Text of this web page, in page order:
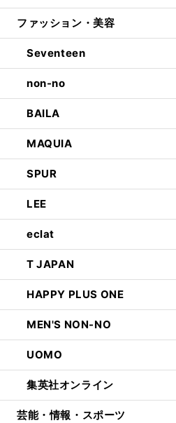
ファッション・美容
Seventeen
non-no
BAILA
MAQUIA
SPUR
LEE
eclat
T JAPAN
HAPPY PLUS ONE
MEN'S NON-NO
UOMO
集英社オンライン
芸能・情報・スポーツ